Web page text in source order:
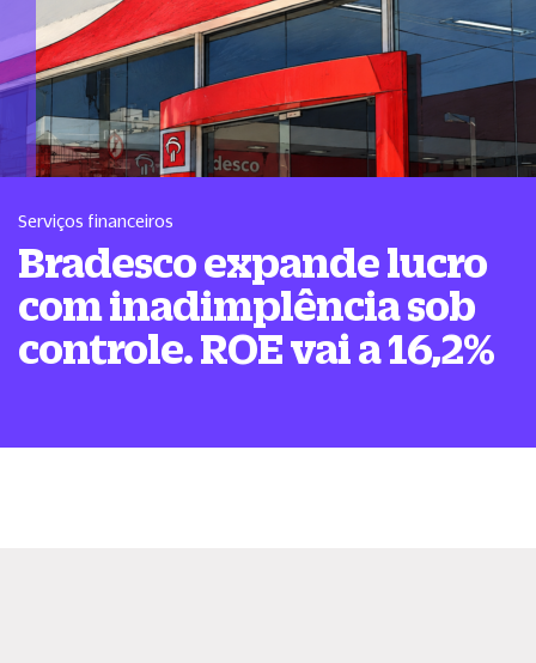
Serviços financeiros
Bradesco expande lucro
com inadimplência sob
controle. ROE vai a 16,2%